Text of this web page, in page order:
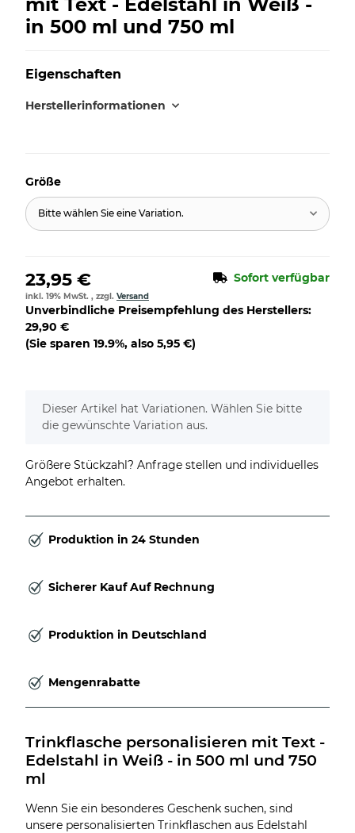
in 500 ml und 750 ml
Eigenschaften
Herstellerinformationen
Größe
Bitte wählen Sie eine Variation.
23,95 € Sofort verfügbar
inkl. 19% MwSt. , zzgl. Versand
Unverbindliche Preisempfehlung des Herstellers:
29,90 €
(Sie sparen 19.9%, also 5,95 €)
x
Dieser Artikel hat Variationen. Wählen Sie bitte
die gewünschte Variation aus.
Größere Stückzahl? Anfrage stellen und individuelles
Angebot erhalten.
Produktion in 24 Stunden
Sicherer Kauf Auf Rechnung
Produktion in Deutschland
Mengenrabatte
Trinkflasche personalisieren mit Text -
Edelstahl in Weiß - in 500 ml und 750
ml
Wenn Sie ein besonderes Geschenk suchen, sind
unsere personalisierten Trinkflaschen aus Edelstahl